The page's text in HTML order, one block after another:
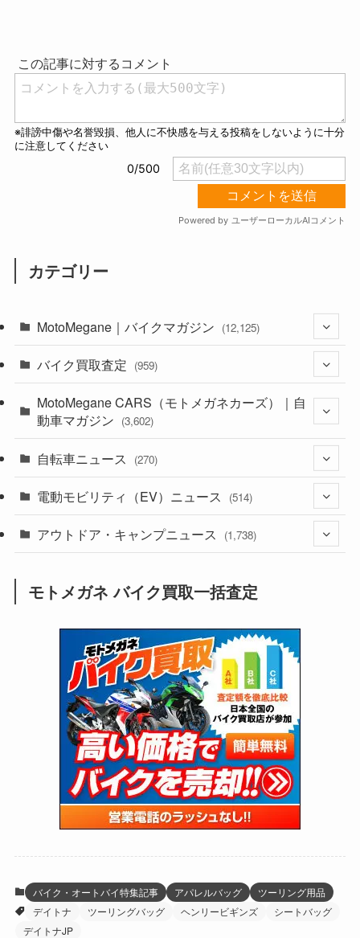
カテゴリー
MotoMegane｜バイクマガジン (12,125)
(44)
(1,241)
(637)
(118)
(60)
(31)
(51)
(34)
(5)
(12)
(63)
(109)
(252)
(38)
(24)
(16)
(25)
(24)
(47)
(15)
(5)
(249)
(64)
(16)
(62)
(4)
(6)
(17)
(5)
(27)
(306)
(6,953)
(2,473)
(249)
(23)
(1,226)
(12)
(131)
(38)
(131)
(167)
(85)
(21)
(61)
(171)
(98)
(13)
(60)
(274)
(171)
(38)
(47)
(59)
(41)
(66)
(16)
(141)
(254)
(204)
(1,139)
(166)
(23)
(33)
(34)
(35)
(41)
(415)
(16)
バイク買取査定 (959)
(352)
(1)
MotoMegane CARS（モトメガネカーズ）｜自
動車マガジン (3,602)
(185)
(137)
(72)
(2,743)
(126)
(170)
自転車ニュース (270)
(54)
(211)
電動モビリティ（EV）ニュース (514)
(132)
(171)
(118)
(27)
アウトドア・キャンプニュース (1,738)
(8)
(1,605)
(147)
(13)
(19)
(12)
(16)
(20)
(4)
モトメガネ バイク買取一括査定
バイク・オートバイ特集記事 アパレルバッグ
ツーリング用品
デイトナ
ツーリングバッグ ヘンリービギンズ
シートバッグ
デイトナJP